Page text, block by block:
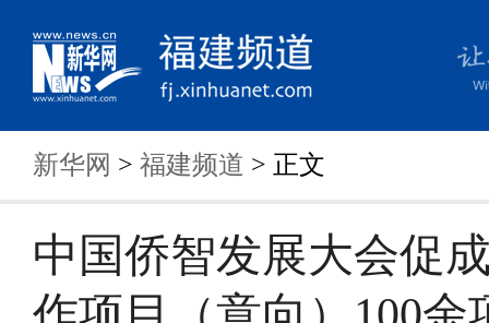
新华网 > 福建频道 > 正文
中国侨智发展大会促